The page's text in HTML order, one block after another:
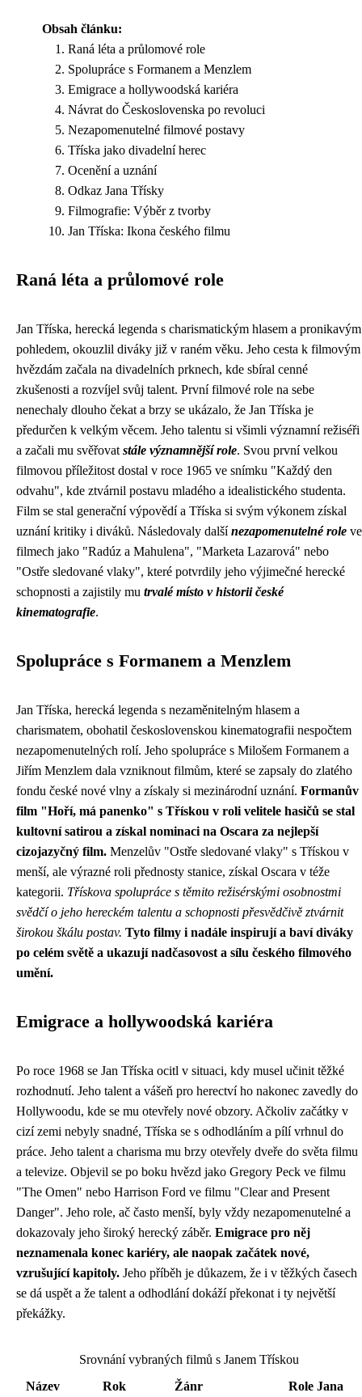
Obsah článku:
Raná léta a průlomové role
Spolupráce s Formanem a Menzlem
Emigrace a hollywoodská kariéra
Návrat do Československa po revoluci
Nezapomenutelné filmové postavy
Tříska jako divadelní herec
Ocenění a uznání
Odkaz Jana Třísky
Filmografie: Výběr z tvorby
Jan Tříska: Ikona českého filmu
Raná léta a průlomové role
Jan Tříska, herecká legenda s charismatickým hlasem a pronikavým
pohledem, okouzlil diváky již v raném věku. Jeho cesta k filmovým
hvězdám začala na divadelních prknech, kde sbíral cenné
zkušenosti a rozvíjel svůj talent. První filmové role na sebe
nenechaly dlouho čekat a brzy se ukázalo, že Jan Tříska je
předurčen k velkým věcem. Jeho talentu si všimli významní režiséři
a začali mu svěřovat stále významnější role. Svou první velkou
filmovou příležitost dostal v roce 1965 ve snímku "Každý den
odvahu", kde ztvárnil postavu mladého a idealistického studenta.
Film se stal generační výpovědí a Tříska si svým výkonem získal
uznání kritiky i diváků. Následovaly dalšínezapomenutelné role ve
filmech jako "Radúz a Mahulena", "Marketa Lazarová" nebo
"Ostře sledované vlaky", které potvrdily jeho výjimečné herecké
schopnosti a zajistily mu trvalé místo v historii české
kinematografie.
Spolupráce s Formanem a Menzlem
Jan Tříska, herecká legenda s nezaměnitelným hlasem a
charismatem, obohatil československou kinematografii nespočtem
nezapomenutelných rolí. Jeho spolupráce s Milošem Formanem a
Jiřím Menzlem dala vzniknout filmům, které se zapsaly do zlatého
fondu české nové vlny a získaly si mezinárodní uznání. Formanův
film "Hoří, má panenko" s Třískou v roli velitele hasičů se stal
kultovní satirou a získal nominaci na Oscara za nejlepší
cizojazyčný film. Menzelův "Ostře sledované vlaky" s Třískou v
menší, ale výrazné roli přednosty stanice, získal Oscara v téže
kategorii. Třískova spolupráce s těmito režisérskými osobnostmi
svědčí o jeho hereckém talentu a schopnosti přesvědčivě ztvárnit
širokou škálu postav. Tyto filmy i nadále inspirují a baví diváky
po celém světě a ukazují nadčasovost a sílu českého filmového
umění.
Emigrace a hollywoodská kariéra
Po roce 1968 se Jan Tříska ocitl v situaci, kdy musel učinit těžké
rozhodnutí. Jeho talent a vášeň pro herectví ho nakonec zavedly do
Hollywoodu, kde se mu otevřely nové obzory. Ačkoliv začátky v
cizí zemi nebyly snadné, Tříska se s odhodláním a pílí vrhnul do
práce. Jeho talent a charisma mu brzy otevřely dveře do světa filmu
a televize. Objevil se po boku hvězd jako Gregory Peck ve filmu
"The Omen" nebo Harrison Ford ve filmu "Clear and Present
Danger". Jeho role, ač často menší, byly vždy nezapomenutelné a
dokazovaly jeho široký herecký záběr. Emigrace pro něj
neznamenala konec kariéry, ale naopak začátek nové,
vzrušující kapitoly. Jeho příběh je důkazem, že i v těžkých časech
se dá uspět a že talent a odhodlání dokáží překonat i ty největší
překážky.
Srovnání vybraných filmů s Janem Třískou
Název
Rok Žánr Role Jana